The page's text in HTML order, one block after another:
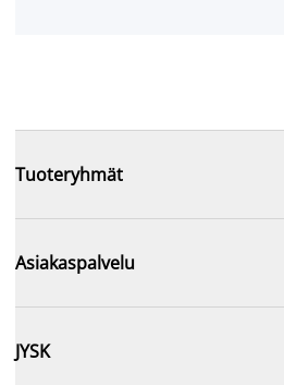
Tuoteryhmät
Asiakaspalvelu
JYSK